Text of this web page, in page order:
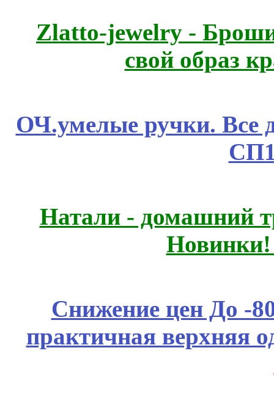
Zlatto-jewelry -
свой образ
ОЧ.умелые ручки. Все
Натали - домашний
Снижение цен До -
практичная верхняя